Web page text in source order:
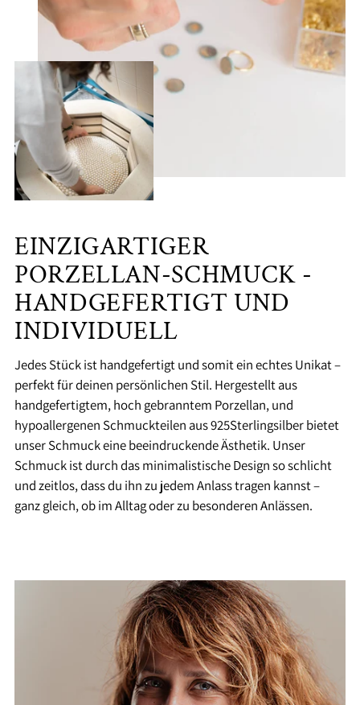
EINZIGARTIGER
PORZELLAN-SCHMUCK -
HANDGEFERTIGT UND
INDIVIDUELL
Jedes Stück ist handgefertigt und somit ein echtes Unikat –
perfekt für deinen persönlichen Stil. Hergestellt aus
handgefertigtem, hoch gebranntem Porzellan, und
hypoallergenen Schmuckteilen aus 925Sterlingsilber bietet
unser Schmuck eine beeindruckende Ästhetik. Unser
Schmuck ist durch das minimalistische Design so schlicht
und zeitlos, dass du ihn zu jedem Anlass tragen kannst –
ganz gleich, ob im Alltag oder zu besonderen Anlässen.